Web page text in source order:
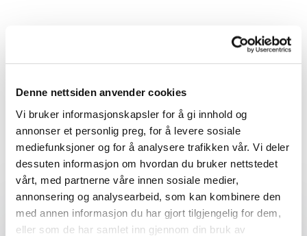
Denne nettsiden anvender cookies
Vi bruker informasjonskapsler for å gi innhold og
annonser et personlig preg, for å levere sosiale
mediefunksjoner og for å analysere trafikken vår. Vi deler
dessuten informasjon om hvordan du bruker nettstedet
vårt, med partnerne våre innen sosiale medier,
annonsering og analysearbeid, som kan kombinere den
med annen informasjon du har gjort tilgjengelig for dem,
eller som de har samlet inn gjennom din bruk av
rådgivning for et vellykket
arrangement
Fyll ut kontaktskjemaet – vi tar kontakt med deg
veldig raskt!
Ditt navn*